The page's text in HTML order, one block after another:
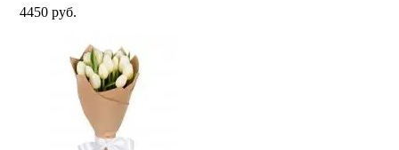
4450 руб.